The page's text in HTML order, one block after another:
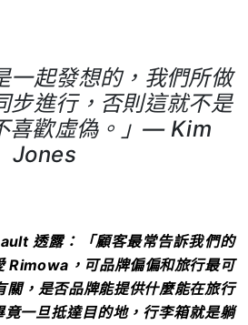
一起發想的，我們所做
步進行，否則這就不是
喜歡虛偽。」— Kim
Jones
透露：「顧客最常告訴我們的
Rimowa ，可品牌偏偏和旅行最可
，是否品牌能提供什麼能在旅行
一旦抵達目的地，行李箱就是躺